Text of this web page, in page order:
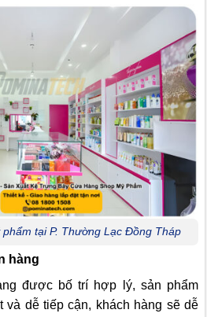
tại P. Thường Lạc Đồng Tháp
hàng
được bố trí hợp lý, sản phẩm
dễ tiếp cận, khách hàng sẽ dễ